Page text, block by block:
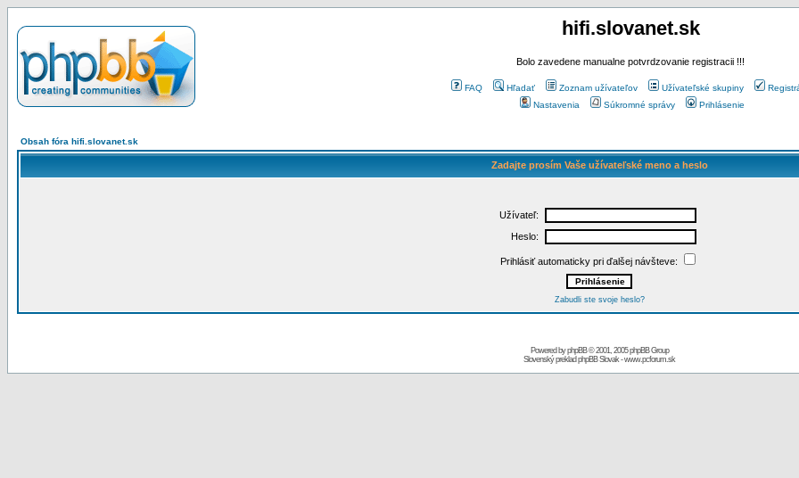
hifi.slovanet.sk
Bolo zavedene manualne potvrdzovanie registracii !!!
FAQ Hľadať Zoznam užívateľov Užívateľské skupiny
Nastavenia
Súkromné správy Prihlásenie
Obsah fóra hifi.slovanet.sk
Zadajte prosím Vaše užívateľské meno a heslo
Užívateľ:
Heslo:
Prihlásiť automaticky pri ďalšej návšteve:
Zabudli ste svoje heslo?
Powered byphpBB© 2001, 2005 phpBB Group
Slovenský preklad phpBB Slovak-www.pcforum.sk